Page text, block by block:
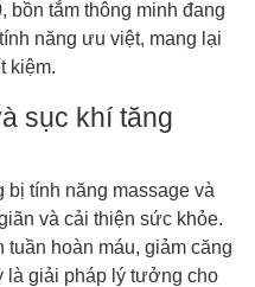
bồn tắm thông minh đang
năng ưu việt, mang lại
kiệm.
sục khí tăng
bị tính năng massage và
và cải thiện sức khỏe.
tuần hoàn máu, giảm căng
là giải pháp lý tưởng cho